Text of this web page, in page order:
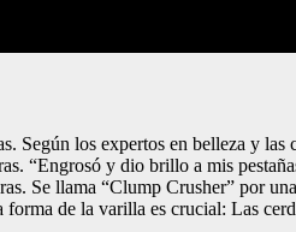
Según los expertos en belleza y
“Engrosó y dio brillo a mis
Se llama “Clump Crusher” por
de la varilla es crucial: Las